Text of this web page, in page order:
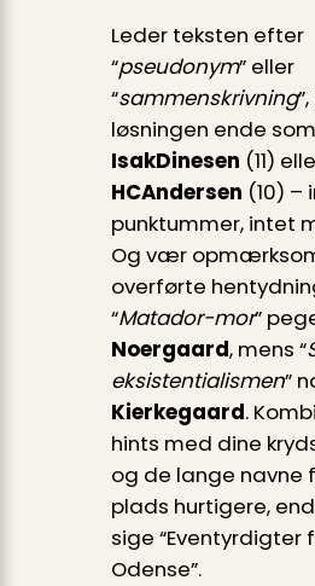
Leder teksten efter
“pseudonym” eller
“sammenskrivning
løsningen ende som
IsakDinesen (11)
HCAndersen (10) –
punktummer, intet
Og vær
overførte
“Matador-mor”
Noergaard, mens “
eksistentialismen”
Kierkegaard.
hints med dine
og de lange navne
plads hurtigere,
sige “Eventyrdigter
Odense”.